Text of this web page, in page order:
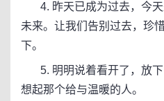
4. 昨天已成为过去，今天
未来。让我们告别过去，珍
下。
5. 明明说着看开了，放下
想起那个给与温暖的人。